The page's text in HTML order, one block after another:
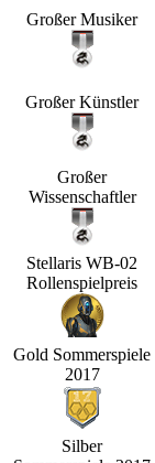
Großer Musiker
Großer Künstler
Großer
Wissenschaftler
Stellaris WB-02
Rollenspielpreis
Gold Sommerspiele
2017
Silber